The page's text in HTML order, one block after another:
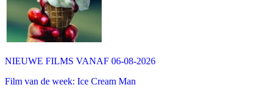
NIEUWE FILMS VANAF 06-08-2026
Film van de week: Ice Cream Man